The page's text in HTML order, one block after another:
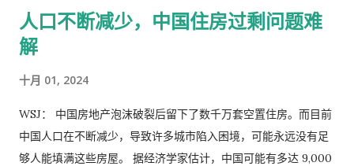
在中国的展望”，五年以后的2019年，我谈的是“价值投资在实践
中的知行合一”。今年早些时候，姜老师特意来西雅图与我讨论纪
的话题是“全球价值投资与时代”。 2019年之后的这五年里，无论
是中国还是全球，都发生了很多变化，给投资人带来了很多困
惑。价值投资无论在什么地方，都与所处的时代密切相关，这是
不可避免的。虽然价值投资总体来说强调的是自下而上的基本面
人口不断减少，中国住房过剩问题难
解
十月 01, 2024
WSJ： 中国房地产泡沫破裂后留下了数千万套空置住房。而目前
中国人口在不断减少，导致许多城市陷入困境，可能永远没有足
够人能填满这些房屋。 据经济学家估计，中国可能有多达 9,000